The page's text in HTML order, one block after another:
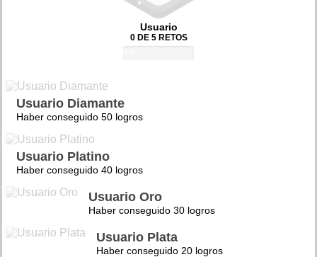
Usuario
0 DE 5 RETOS
Usuario Diamante
Haber conseguido 50 logros
Usuario Platino
Haber conseguido 40 logros
Usuario Oro
Haber conseguido 30 logros
Usuario Plata
Haber conseguido 20 logros